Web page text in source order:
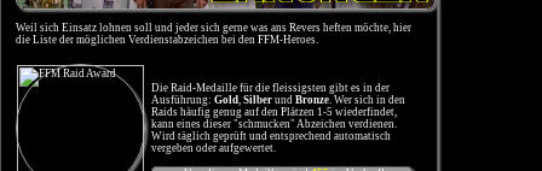
Weil sich Einsatz lohnen soll und jeder sich gerne was ans Revers heften möchte, hier
die Liste der möglichen Verdienstabzeichen bei den FFM-Heroes.
Die Raid-Medaille für die fleissigsten gibt es in der
Ausführung: Gold Silber und Bronze . Wer sich in den
Raids häufig genug auf den Plätzen 1-5 wiederfindet,
kann eines dieser "schmucken" Abzeichen verdienen.
Wird täglich geprüft und entsprechend automatisch
vergeben oder aufgewertet.